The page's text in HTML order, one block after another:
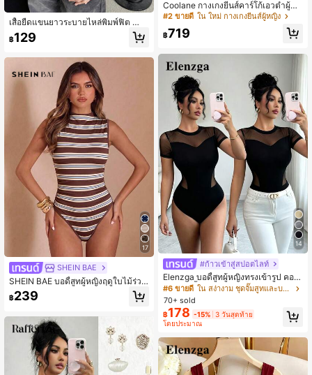
เสื้อยืดแขนยาวระบายไหล่พิมพ์ฟิต สำห
รับผู้หญิง
฿129
17
SHEIN BAE
SHEIN BAE บอดี้สูทผู้หญิงฤดูใบไม้ร่วง
คอปลอม จับจีบ แขนกุด ทรงเข้ารูป
฿239
Coolane กางเกงยีนส์คาร์โก้เอวต่ำผู้ห
ญิงทรงเบอร์มิวดาขาบานผ้าฝ้ายสไตล์แ
คปรี ลายกราฟิกพรางลายคาวเกิร์ล Y2
K ลุคสตรีทแวร์ลำลองสำหรับใส่ออกไปเ
#2 ขายดี ใน ใหม่ กางเกงยีนส์ผู้หญิง
฿719
14
#ก้าวเข้าสู่สปอตไลท์
Elenzga บอดี้สูทผู้หญิงทรงเข้ารูป คอก
ลม แขนสั้น ผ้าตาข่ายสีดำตัดสี สไตล์ห
รูหรา สำหรับฤดูใบไม้ผลิ/ฤดูร้อน
#6 ขายดี
ใน สง่างาม ชุดจั๊มสูทและบอดี้สูทผู้หญิง
70+ sold
฿178 -15% 3 วันสุดท้าย
โดยประมาณ